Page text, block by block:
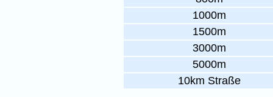
1000m
1500m
3000m
5000m
10km Straße